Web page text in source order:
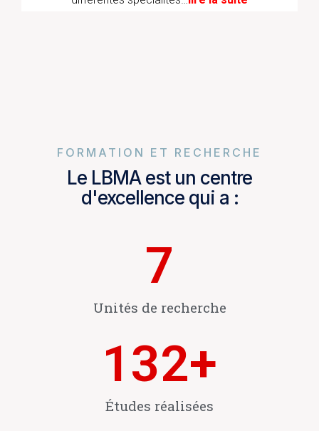
FORMATION ET RECHERCHE
Le LBMA est un centre
d'excellence qui a :
7
Unités de recherche
132+
Études réalisées